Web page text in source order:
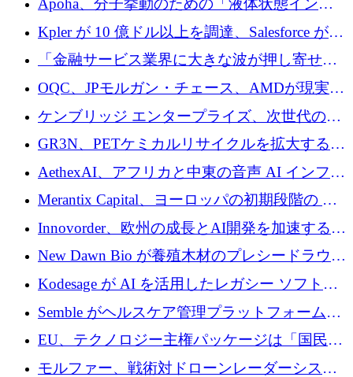
の資本シフトを呼びかけ
Apoha、分子挙動のための「液体状態インテ
リジェンス」を構築するために3,600万ドルを
かけてステルス状態から出現
Kpler が 10 億ドル以上を調達、Salesforce が
Contentful を買収、Built in Europe キャンペー
ンを開始
「金融サービス業界に大きな波が押し寄せて
いる」と「欧州初のAIネイティブ銀行」のボ
スが語る
OQC、JPモルガン・チェース、AMDが現実世
界のフィンテック・アプリケーションを探索
するためにQuantum-AIデータセンターを立ち
上げ
ケンブリッジ エンタープライズ、次世代のデ
ィープテック創設者向けにロンドンの出発点
を構築
GR3N、PETケミカルリサイクルを拡大するた
めにシリーズBで1,550万ユーロを調達
AethexAI、アフリカと中東の音声 AI インフラ
ストラクチャを構築するために 300 万ドルを
Merantix Capital、ヨーロッパの初期段階の AI
スタートアップ向けに 1 億 300 万ユーロのフ
ァンドを立ち上げる
Innovorder、欧州の成長とAI開発を加速するた
めに2,000万ユーロを確保
New Dawn Bio が養殖木材のプレシードラウン
ドで 210 万ユーロを調達
Kodesage が AI を活用したレガシー ソフトウ
ェアの最新化のために 660 万ドルを調達
Semble がヘルスケア管理プラットフォームを
拡大するためにシリーズ C で 3,000 万ポンド
を調達
EU、テクノロジー主権パッケージは「国民の
保護」に関するものだと発言
モルファー、戦術対ドローンレーダーシステ